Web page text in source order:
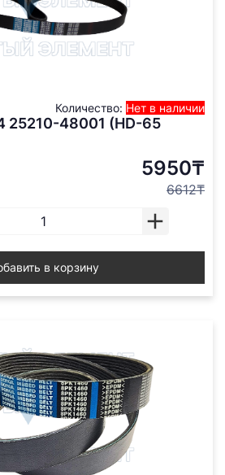
Количество: Нет в наличии
25210-48001 (HD-65
5950₸
6612₸
в корзину